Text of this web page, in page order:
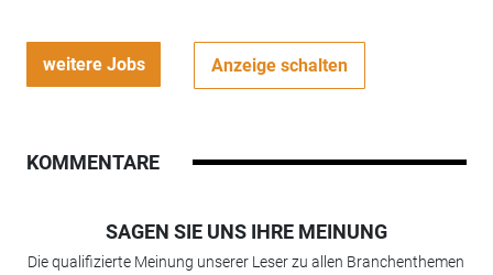
weitere Jobs Anzeige schalten
KOMMENTARE
SAGEN SIE UNS IHRE MEINUNG
Die qualifizierte Meinung unserer Leser zu allen Branchenthemen